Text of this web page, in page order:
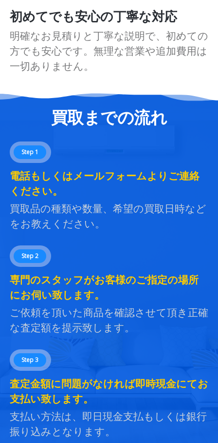
初めてでも安心の丁寧な対応
明確なお見積りと丁寧な説明で、初めての
方でも安心です。無理な営業や追加費用は
一切ありません。
買取までの流れ
Step 1
電話もしくはメールフォームよりご連絡
ください。
買取品の種類や数量、希望の買取日時など
をお教えください。
Step 2
専門のスタッフがお客様のご指定の場所
にお伺い致します。
ご依頼を頂いた商品を確認させて頂き正確
な査定額を提示致します。
Step 3
査定金額に問題がなければ即時現金にてお
支払い致します。
支払い方法は、即日現金支払もしくは銀行
振り込みとなります。